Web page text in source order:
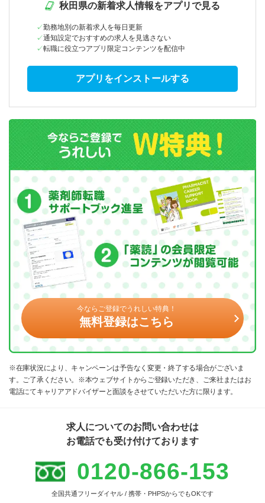
秋田県の新着求人情報をアプリで見る
勤務地別の新着求人を毎日更新
通知設定でおすすめの求人を見逃さない
転職に役立つアプリ限定コンテンツを配信中
アプリをインストールする
今ならご登録でうれしい特典！
無料登録はこちら
※在庫状況により、キャンペーンは予告なく変更・終了する場合がございま
す。ご了承ください。※本ウェブサイトからご登録いただき、ご来社またはお
電話にてキャリアアドバイザーと面談をさせていただいた方に限ります。
求人についてのお問い合わせは
お電話でも受け付けております
0120-866-153
全国共通フリーダイヤル / 携帯・PHPSからでもOKです